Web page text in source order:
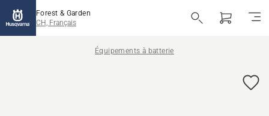
Forest & Garden
CH, Français
Équipements à batterie